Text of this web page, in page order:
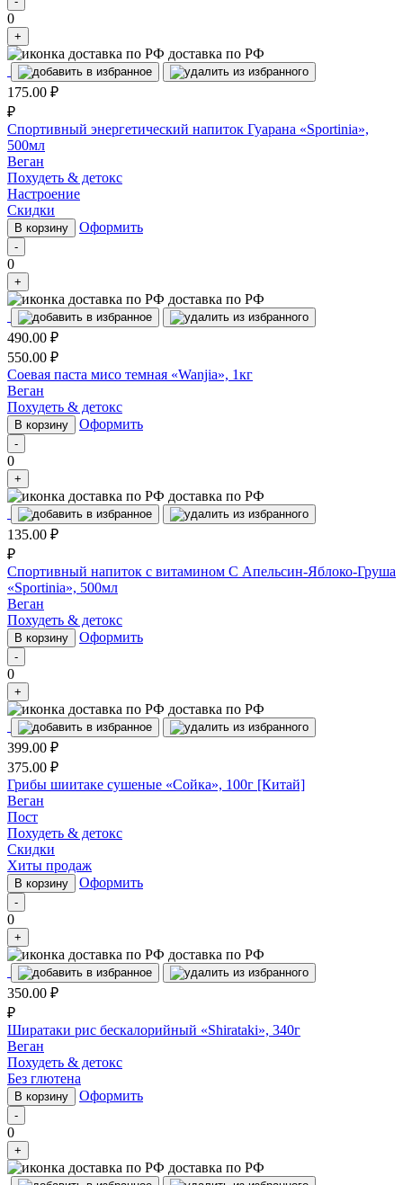
0
+
доставка по РФ
175.00 ₽
₽
Спортивный энергетический напиток Гуарана «Sportinia»,
500мл
Веган
Похудеть & детокс
Настроение
Скидки
В корзину Оформить
-
0
+
доставка по РФ
490.00 ₽
550.00 ₽
Соевая паста мисо темная «Wanjia», 1кг
Веган
Похудеть & детокс
В корзину Оформить
-
0
+
доставка по РФ
135.00 ₽
₽
Спортивный напиток с витамином C Апельсин-Яблоко-Груша
«Sportinia», 500мл
Веган
Похудеть & детокс
В корзину Оформить
-
0
+
доставка по РФ
399.00 ₽
375.00 ₽
Грибы шиитаке сушеные «Сойка», 100г [Китай]
Веган
Пост
Похудеть & детокс
Скидки
Хиты продаж
В корзину Оформить
-
0
+
доставка по РФ
350.00 ₽
₽
Ширатаки рис бескалорийный «Shirataki», 340г
Веган
Похудеть & детокс
Без глютена
В корзину Оформить
-
0
+
доставка по РФ